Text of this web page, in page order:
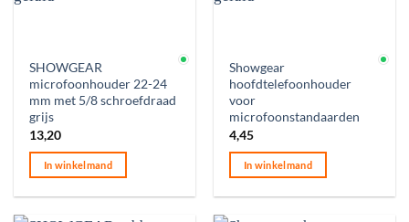
Op voorraad
SHOWGEAR
microfoonhouder 22-24
mm met 5/8 schroefdraad
grijs
13,20
In winkelmand
Op voorraad
Showgear
hoofdtelefoonhouder
voor
microfoonstandaarden
4,45
In winkelmand